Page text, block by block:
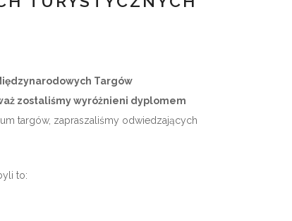
Targów
zostaliśmy wyróżnieni dyplomem
targów, zapraszaliśmy odwiedzających
to: